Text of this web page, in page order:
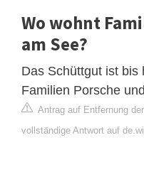
Wo wohnt
am See?
Das Schüttgut ist bis
Familien Porsche
Antrag auf Entfernung
vollständige Antwort auf